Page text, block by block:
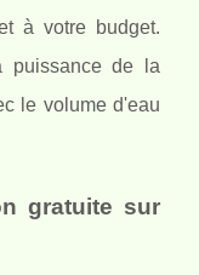
à votre budget.
puissance de la
le volume d'eau
gratuite sur